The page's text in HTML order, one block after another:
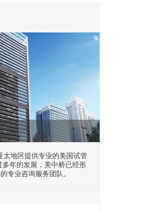
太地区提供专业的美国试管
年的发展，美中桥已经形
专业咨询服务团队。